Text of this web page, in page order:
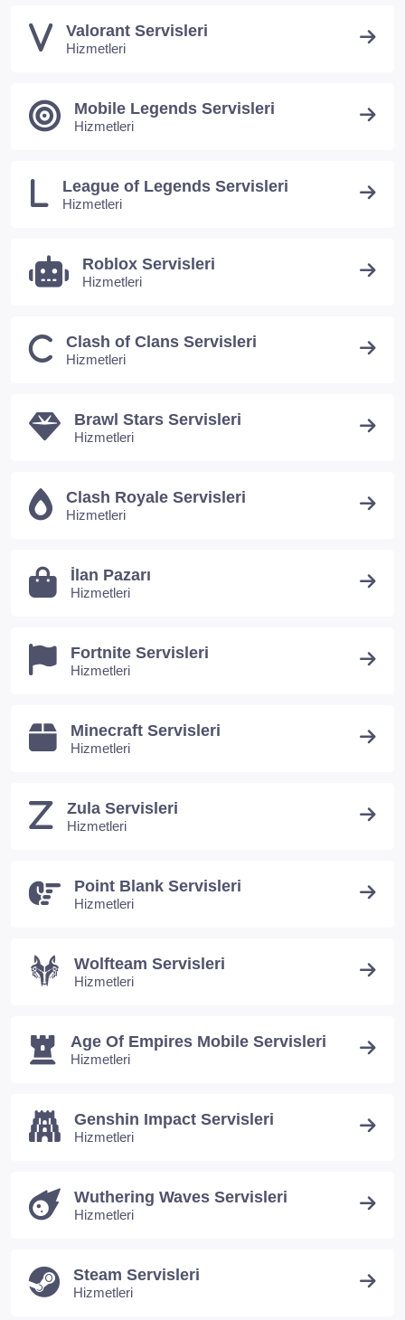
Valorant Servisleri
Hizmetleri
Mobile Legends Servisleri
Hizmetleri
League of Legends Servisleri
Hizmetleri
Roblox Servisleri
Hizmetleri
Clash of Clans Servisleri
Hizmetleri
Brawl Stars Servisleri
Hizmetleri
Clash Royale Servisleri
Hizmetleri
İlan Pazarı
Hizmetleri
Fortnite Servisleri
Hizmetleri
Minecraft Servisleri
Hizmetleri
Zula Servisleri
Hizmetleri
Point Blank Servisleri
Hizmetleri
Wolfteam Servisleri
Hizmetleri
Age Of Empires Mobile Servisleri
Hizmetleri
Genshin Impact Servisleri
Hizmetleri
Wuthering Waves Servisleri
Hizmetleri
Steam Servisleri
Hizmetleri